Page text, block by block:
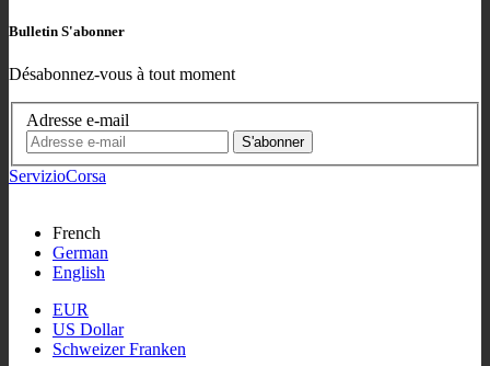
Bulletin S'abonner
Désabonnez-vous à tout moment
Adresse e-mail
S'abonner
ServizioCorsa
French
German
English
EUR
US Dollar
Schweizer Franken